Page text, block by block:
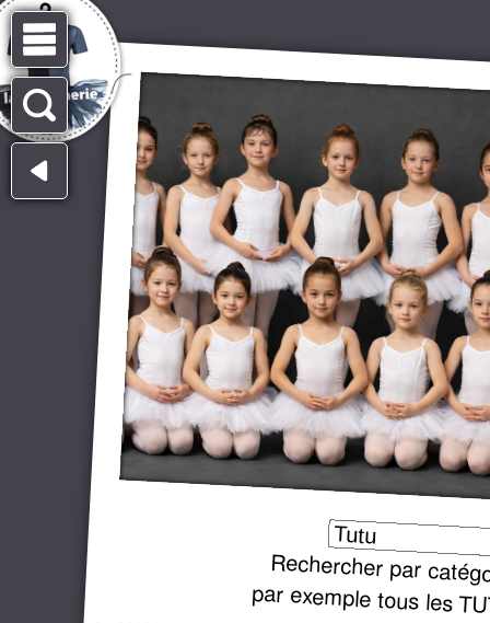
Rechercher par
par exemple tous les